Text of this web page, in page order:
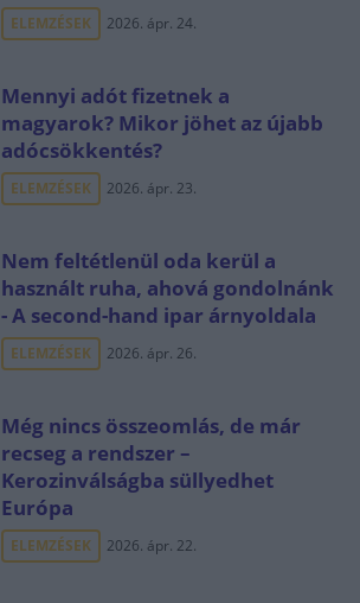
ELEMZÉSEK 2026. ápr. 24.
Mennyi adót fizetnek a
magyarok? Mikor jöhet az újabb
adócsökkentés?
ELEMZÉSEK 2026. ápr. 23.
Nem feltétlenül oda kerül a
használt ruha, ahová gondolnánk
- A second-hand ipar árnyoldala
ELEMZÉSEK 2026. ápr. 26.
Még nincs összeomlás, de már
recseg a rendszer –
Kerozinválságba süllyedhet
Európa
ELEMZÉSEK 2026. ápr. 22.